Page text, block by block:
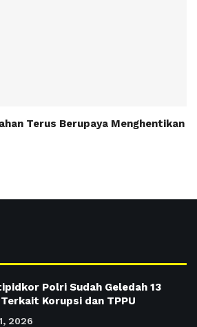
Terus Berupaya Menghentikan
Polri Sudah Geledah 13
Korupsi dan TPPU
2026